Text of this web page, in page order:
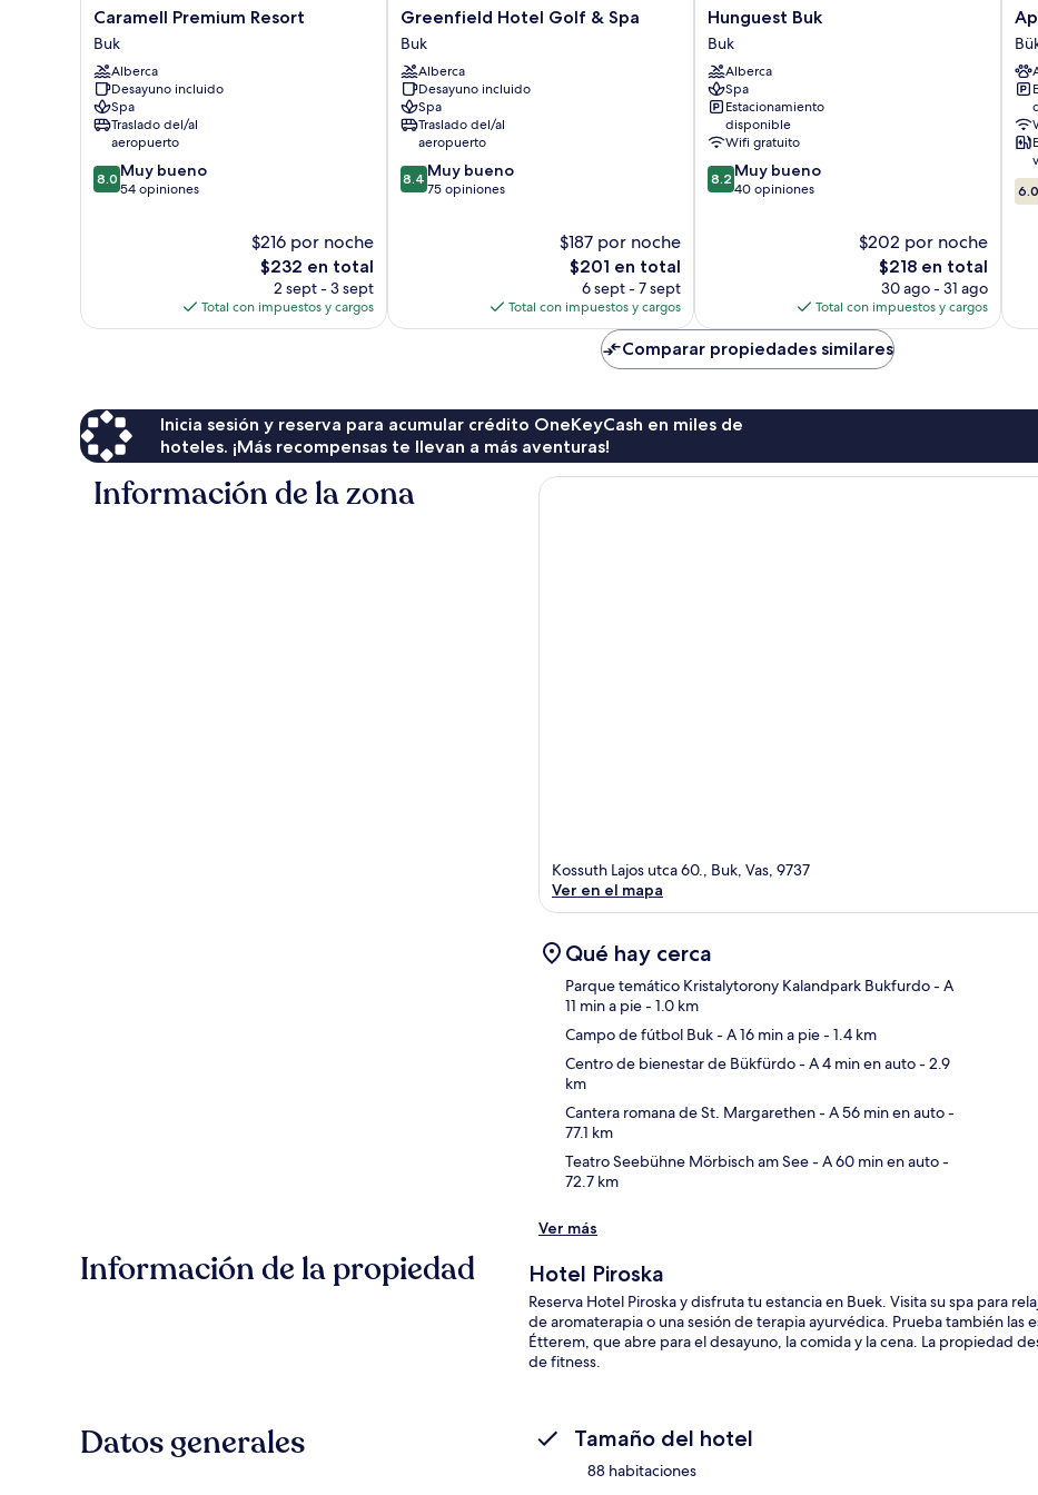
Caramell
Premium
Resort
Buk
Caramell Premium Resort
Buk
Alberca
Desayuno incluido
Spa
Traslado del/al
aeropuerto
8.0
de
8.0 Muy bueno
54 opiniones
$216 por noche
El
precio
actual
es
$232 en total
2 sept - 3 sept
Total con impuestos y cargos
Greenfield
Hotel
Golf
&
Spa
Buk
Greenfield Hotel Golf & Spa
Buk
Alberca
Desayuno incluido
Spa
Traslado del/al
aeropuerto
8.4
de
8.4 Muy bueno
75 opiniones
$187 por noche
El
precio
actual
es
$201 en total
6 sept - 7 sept
Total con impuestos y cargos
Hunguest
Buk
Buk
Hunguest Buk
Buk
Alberca
Spa
Estacionamiento
disponible
Wifi gratuito
8.2
de
8.2 Muy bueno
40 opiniones
$202 por noche
El
precio
actual
es
de
$218
$218 en total
30 ago - 31 ago
Total con impuestos y cargos
6.0
de
6.0
Comparar propiedades similares
Inicia sesión y reserva para acumular crédito OneKeyCash en miles de
hoteles. ¡Más recompensas te llevan a más aventuras!
Información de la zona
Kossuth Lajos utca 60., Buk, Vas, 9737
Ver en el mapa
Qué hay cerca
Parque temático Kristalytorony Kalandpark Bukfurdo- A
11 min a pie- 1.0 km
Campo de fútbol Buk- A 16 min a pie- 1.4 km
Centro de bienestar de Bükfürdo- A 4 min en auto- 2.9
km
Cantera romana de St. Margarethen- A 56 min en auto-
77.1 km
Teatro Seebühne Mörbisch am See- A 60 min en auto-
72.7 km
Ver más
Información de la propiedad Hotel Piroska
Reserva Hotel Piroska y disfruta tu estancia en Buek. Visita su spa para
de aromaterapia o una sesión de terapia ayurvédica. Prueba también las
Étterem, que abre para el desayuno, la comida y la cena. La propiedad
de fitness.
Datos generales Tamaño del hotel
88 habitaciones